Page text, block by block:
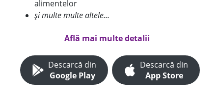
alimentelor
și multe multe altele...
Află mai multe detalii
Descarcă din
Google Play
Descarcă din
App Store